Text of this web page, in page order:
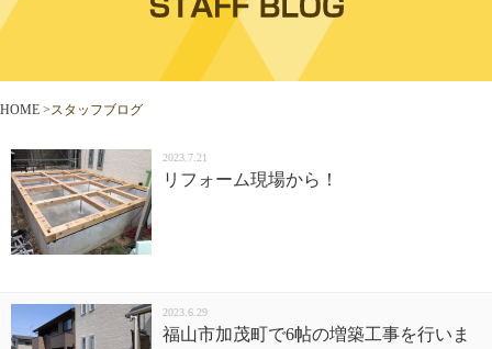
HOME >スタッフブログ
リフォーム現場から！
2023.7.21
福山市加茂町で6帖の増築工事を行いま
2023.6.29